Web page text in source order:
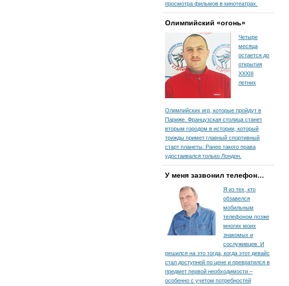
просмотра фильмов в кинотеатрах.
Олимпийский «огонь»
Четыре
месяца
остается до
открытия
XXXIII
летних
Олимпийских игр, которые пройдут в
Париже. Французская столица станет
вторым городом в истории, который
трижды примет главный спортивный
старт планеты. Ранее такого права
удостаивался только Лондон.
У меня зазвонил телефон…
Я из тех, кто
обзавелся
мобильным
телефоном позже
многих моих
знакомых и
сослуживцев. И
решился на это тогда, когда этот девайс
стал доступней по цене и превратился в
предмет первой необходимости –
особенно с учетом потребностей